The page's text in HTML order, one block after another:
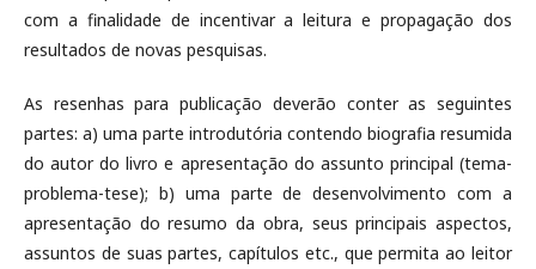
com a finalidade de incentivar a leitura e propagação dos
resultados de novas pesquisas.
As resenhas para publicação deverão conter as seguintes
partes: a) uma parte introdutória contendo biografia resumida
do autor do livro e apresentação do assunto principal (tema-
problema-tese); b) uma parte de desenvolvimento com a
apresentação do resumo da obra, seus principais aspectos,
assuntos de suas partes, capítulos etc., que permita ao leitor